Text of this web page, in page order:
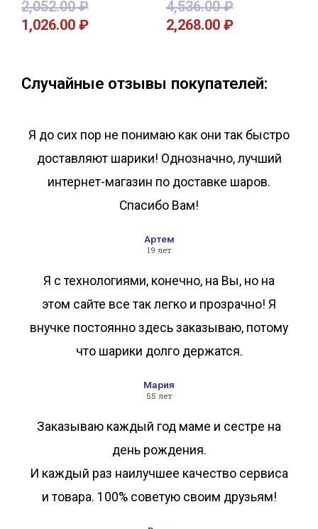
2,052.00₽
1,026.00 ₽
4,536.00₽
2,268.00 ₽
Случайные отзывы покупателей:
Я до сих пор не понимаю как они так быстро
доставляют шарики! Однозначно, лучший
интернет-магазин по доставке шаров.
Спасибо Вам!
Артем
19 лет
Я с технологиями, конечно, на Вы, но на
этом сайте все так легко и прозрачно! Я
внучке постоянно здесь заказываю, потому
что шарики долго держатся.
Мария
55 лет
Заказываю каждый год маме и сестре на
день рождения.
И каждый раз наилучшее качество сервиса
и товара. 100% советую своим друзьям!